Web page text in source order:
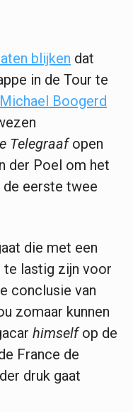
blijken dat
in de Tour te
Michael Boogerd
Telegraafopen
der Poel om het
de eerste twee
die met een
te lastig zijn voor
conclusie van
zomaar kunnen
himselfop de
France de
druk gaat